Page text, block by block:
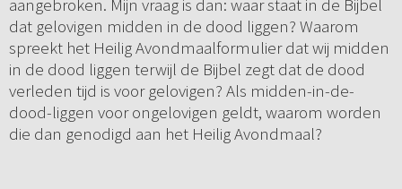
aangebroken. Mijn vraag is dan: waar staat in de Bijbel
dat gelovigen midden in de dood liggen? Waarom
spreekt het Heilig Avondmaalformulier dat wij midden
in de dood liggen terwijl de Bijbel zegt dat de dood
verleden tijd is voor gelovigen? Als midden-in-de-
dood-liggen voor ongelovigen geldt, waarom worden
die dan genodigd aan het Heilig Avondmaal?